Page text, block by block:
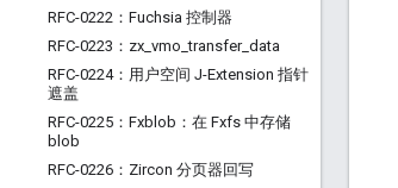
RFC-0222：Fuchsia 控制器
RFC-0223：zx vmo _transfer_ data
RFC-0224：用户空间 J-Extension 指针
遮盖
RFC-0225：Fxblob：在 Fxfs 中存储
blob
RFC-0226：Zircon 分页器回写